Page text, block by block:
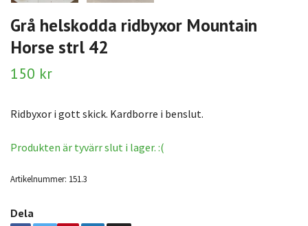
Grå helskodda ridbyxor Mountain
Horse strl 42
150 kr
Ridbyxor i gott skick. Kardborre i benslut.
Produkten är tyvärr slut i lager. :(
Artikelnummer: 151.3
Dela